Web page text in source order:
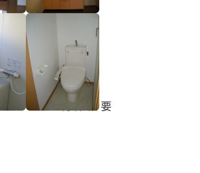
物件概要